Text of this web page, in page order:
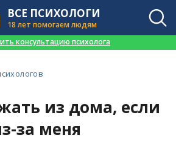
ВСЕ ПСИХОЛОГИ
18 лет помогаем людям
консультацию психолога
из дома, если
за меня